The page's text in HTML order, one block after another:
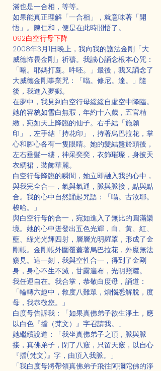
滿也是一合相，等等。
如果能真正理解「一合相」，就意味著「開
悟」。陳仁和，便是在此時開悟了。
092白空行母下降
2008年3月1日晚上，我向我的護法金剛「大
威德怖畏金剛」祈禱。我誠心誦念根本心咒：
「嗡。耶媽打戛。吽呸。」最後，我又誦念了
大威德金剛事業咒：「嗡。修尼。達。」隨
後，我進入夢鄉。
在夢中，我見到白空行母緩緩自虛空中降臨。
她的容貌如雪白無瑕，年約十六歲，五官精
緻，宛如天上降臨的仙子。右手結「施願
印」，左手結「持花印」，持著烏巴拉花，掌
心和腳心各有一隻眼睛。她的髮結盤於頭後，
左右垂髮一縷，神采奕奕，衣飾璀璨，身披天
衣綢裙，裝飾華麗。
白空行母降臨的瞬間，她立即融入我的心中，
與我完全合一，氣與氣通，脈與脈接，點與點
合。我的心中自然誦起咒語：「嗡。古汝耶。
梭哈。」
與白空行母的合一，宛如進入了無比的圓滿樂
境。她的心中迸發出五色光輝，白、黃、紅、
藍、綠光光輝四射，層層光明羅罩，形成了金
剛帳。金剛帳外圍覆蓋著烏巴拉花，外魔無法
窺見。這一刻，我與空性合一，得到了金剛
身，身心不生不滅，甘露遍布，光明照耀。
我任運自在。我合掌，恭敬白度母，誦道：
「輪轉六趣中，救度八難眾，煩惱悉解脫，度
母，我恭敬您。」
白度母告訴我：「如果真佛弟子欲生淨土，應
以白色『擋（梵文）』字召請我。」
她繼續說道：「我坐真佛弟子之頂，脈與脈
接，真佛弟子，閉了八竅，只留天竅，以自心
『擋(梵文)』字，由頂入我脈。」
「我白度母將帶領真佛弟子飛往阿彌陀佛的淨